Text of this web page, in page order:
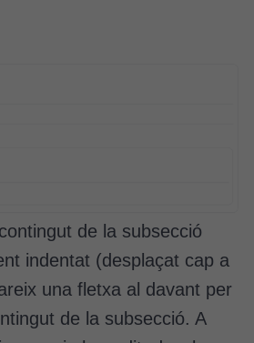
de la subsecció
indentat (desplaçat cap a
una fletxa al davant per
de la subsecció. A